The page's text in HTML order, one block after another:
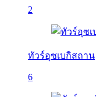
2
ทัวร์อุซเบกิสถาน
6